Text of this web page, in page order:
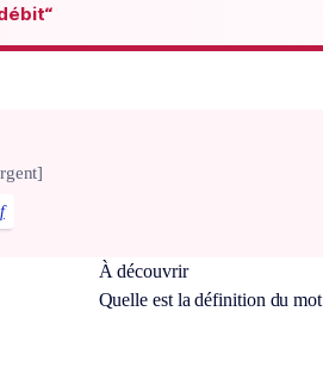
À découvrir
Quelle est la définition du mot